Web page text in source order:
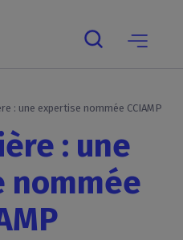
: une expertise nommée CCIAMP
: une
nommée